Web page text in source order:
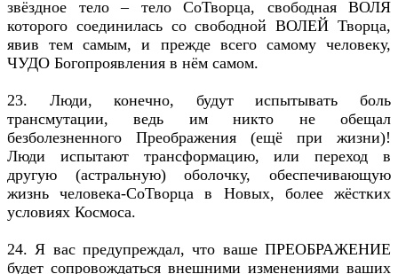
звёздное тело – тело СоТворца, свободная ВОЛЯ
которого соединилась со свободной ВОЛЕЙ Творца,
явив тем самым, и прежде всего самому человеку,
ЧУДО Богопроявления в нём самом.
23. Люди, конечно, будут испытывать боль
трансмутации, ведь им никто не обещал
безболезненного Преображения (ещё при жизни)!
Люди испытают трансформацию, или переход в
другую (астральную) оболочку, обеспечивающую
жизнь человека-СоТворца в Новых, более жёстких
условиях Космоса.
24. Я вас предупреждал, что ваше ПРЕОБРАЖЕНИЕ
будет сопровождаться внешними изменениями ваших